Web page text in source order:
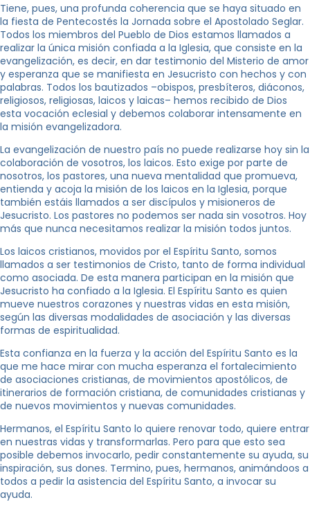
Tiene, pues, una profunda coherencia que se haya situado en
la fiesta de Pentecostés la Jornada sobre el Apostolado Seglar.
Todos los miembros del Pueblo de Dios estamos llamados a
realizar la única misión confiada a la Iglesia, que consiste en la
evangelización, es decir, en dar testimonio del Misterio de amor
y esperanza que se manifiesta en Jesucristo con hechos y con
palabras. Todos los bautizados –obispos, presbíteros, diáconos,
religiosos, religiosas, laicos y laicas– hemos recibido de Dios
esta vocación eclesial y debemos colaborar intensamente en
la misión evangelizadora.
La evangelización de nuestro país no puede realizarse hoy sin la
colaboración de vosotros, los laicos. Esto exige por parte de
nosotros, los pastores, una nueva mentalidad que promueva,
entienda y acoja la misión de los laicos en la Iglesia, porque
también estáis llamados a ser discípulos y misioneros de
Jesucristo. Los pastores no podemos ser nada sin vosotros. Hoy
más que nunca necesitamos realizar la misión todos juntos.
Los laicos cristianos, movidos por el Espíritu Santo, somos
llamados a ser testimonios de Cristo, tanto de forma individual
como asociada. De esta manera participan en la misión que
Jesucristo ha confiado a la Iglesia. El Espíritu Santo es quien
mueve nuestros corazones y nuestras vidas en esta misión,
según las diversas modalidades de asociación y las diversas
formas de espiritualidad.
Esta confianza en la fuerza y la acción del Espíritu Santo es la
que me hace mirar con mucha esperanza el fortalecimiento
de asociaciones cristianas, de movimientos apostólicos, de
itinerarios de formación cristiana, de comunidades cristianas y
de nuevos movimientos y nuevas comunidades.
Hermanos, el Espíritu Santo lo quiere renovar todo, quiere entrar
en nuestras vidas y transformarlas. Pero para que esto sea
posible debemos invocarlo, pedir constantemente su ayuda, su
inspiración, sus dones. Termino, pues, hermanos, animándoos a
todos a pedir la asistencia del Espíritu Santo, a invocar su
ayuda.